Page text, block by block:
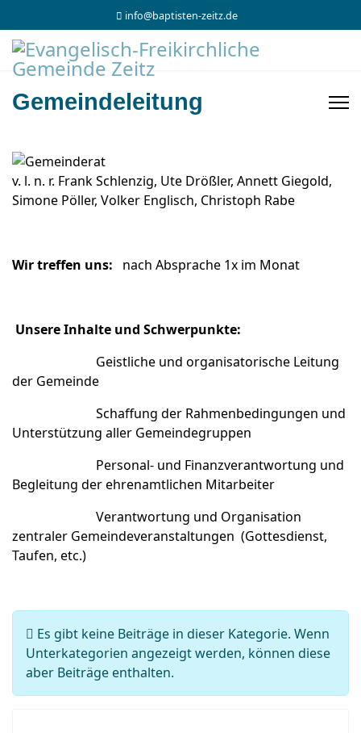
info@baptisten-zeitz.de
Gemeindeleitung
v. l. n. r. Frank Schlenzig, Ute Drößler, Annett Giegold,
Simone Pöller, Volker Englisch, Christoph Rabe
Wir treffen uns: nach Absprache 1x im Monat
Unsere Inhalte und Schwerpunkte:
Geistliche und organisatorische Leitung
der Gemeinde
Schaffung der Rahmenbedingungen und
Unterstützung aller Gemeindegruppen
Personal- und Finanzverantwortung und
Begleitung der ehrenamtlichen Mitarbeiter
Verantwortung und Organisation
zentraler Gemeindeveranstaltungen (Gottesdienst,
Taufen, etc.)
Information
Es gibt keine Beiträge in dieser Kategorie. Wenn
Unterkategorien angezeigt werden, können diese
aber Beiträge enthalten.